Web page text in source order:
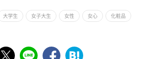
大学生 女子大生 女性 女心 化粧品